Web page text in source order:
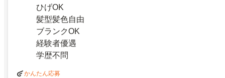
ひげOK
髪型髪色自由
ブランクOK
経験者優遇
学歴不問
かんたん応募